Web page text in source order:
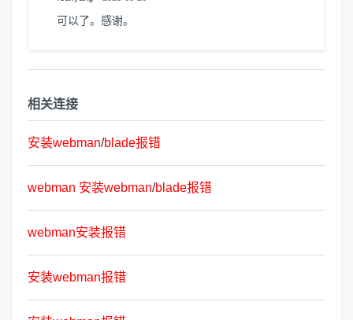
可以了。感谢。
相关连接
安装webman/blade报错
webman 安装webman/blade报错
webman安装报错
安装webman报错